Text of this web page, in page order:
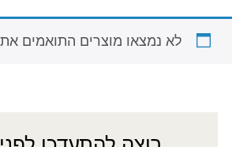
לא נמצאו מוצרים התואמים